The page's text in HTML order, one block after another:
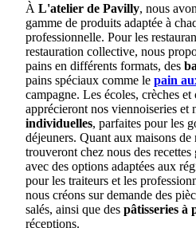
À L'atelier de Pavilly, nous
gamme de produits adaptée à
professionnelle. Pour les
restauration collective, nous
pains en différents formats, des
pains spéciaux comme le pain
campagne. Les écoles, crèches et
apprécieront nos viennoiseries et
individuelles, parfaites pour les
déjeuners. Quant aux maisons de
trouveront chez nous des
avec des options adaptées aux
pour les traiteurs et les
nous créons sur demande des
salés, ainsi que des pâtisseries à
réceptions.